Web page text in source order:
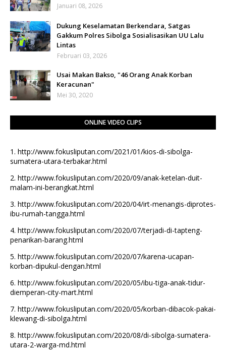
Januari 08, 2026
Dukung Keselamatan Berkendara, Satgas
Gakkum Polres Sibolga Sosialisasikan UU Lalu
Lintas
Februari 03, 2026
Usai Makan Bakso, "46 Orang Anak Korban
Keracunan"
Mei 30, 2020
ONLINE VIDEO CLIPS
1. http://www.fokusliputan.com/2021/01/kios-di-sibolga-
sumatera-utara-terbakar.html
2. http://www.fokusliputan.com/2020/09/anak-ketelan-duit-
malam-ini-berangkat.html
3. http://www.fokusliputan.com/2020/04/irt-menangis-diprotes-
ibu-rumah-tangga.html
4. http://www.fokusliputan.com/2020/07/terjadi-di-tapteng-
penarikan-barang.html
5. http://www.fokusliputan.com/2020/07/karena-ucapan-
korban-dipukul-dengan.html
6. http://www.fokusliputan.com/2020/05/ibu-tiga-anak-tidur-
diemperan-city-mart.html
7. http://www.fokusliputan.com/2020/05/korban-dibacok-pakai-
klewang-di-sibolga.html
8. http://www.fokusliputan.com/2020/08/di-sibolga-sumatera-
utara-2-warga-md.html